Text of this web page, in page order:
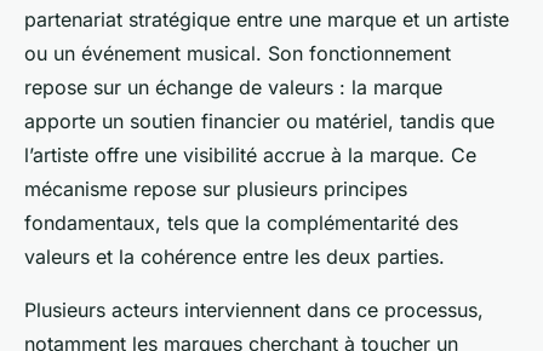
partenariat stratégique entre une marque et un artiste
ou un événement musical. Son fonctionnement
repose sur un échange de valeurs : la marque
apporte un soutien financier ou matériel, tandis que
l’artiste offre une visibilité accrue à la marque. Ce
mécanisme repose sur plusieurs principes
fondamentaux, tels que la complémentarité des
valeurs et la cohérence entre les deux parties.
Plusieurs acteurs interviennent dans ce processus,
notamment les marques cherchant à toucher un